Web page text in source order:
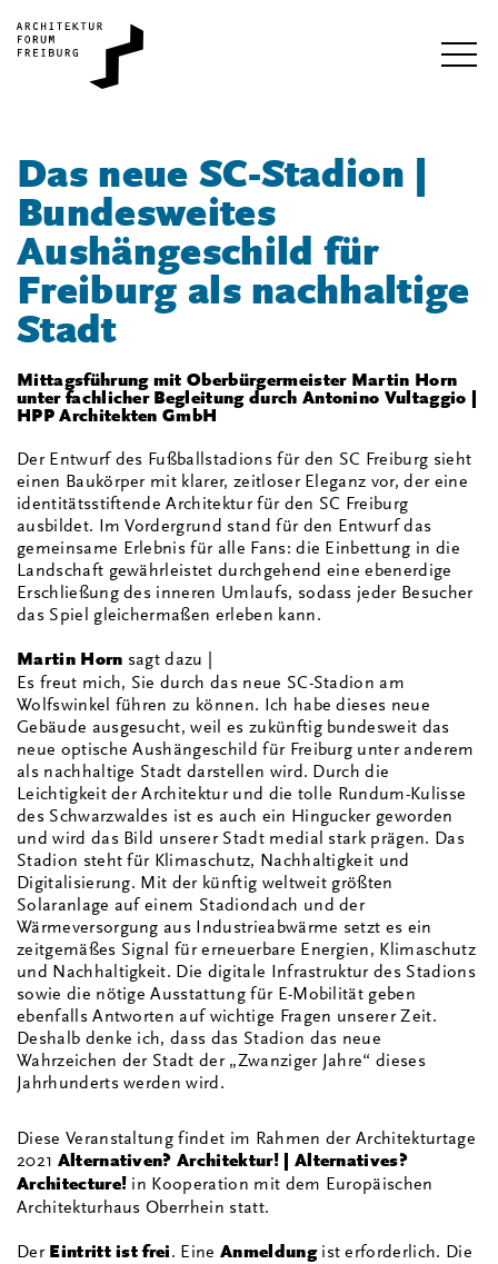
Das neue SC-Stadion |
Bundesweites
Aushängeschild für
Freiburg als nachhaltige
Stadt
Mittagsführung mit Oberbürgermeister Martin Horn
unter fachlicher Begleitung durch Antonino Vultaggio |
HPP Architekten GmbH
Der Entwurf des Fußballstadions für den SC Freiburg sieht
einen Baukörper mit klarer, zeitloser Eleganz vor, der eine
identitätsstiftende Architektur für den SC Freiburg
ausbildet. Im Vordergrund stand für den Entwurf das
gemeinsame Erlebnis für alle Fans: die Einbettung in die
Landschaft gewährleistet durchgehend eine ebenerdige
Erschließung des inneren Umlaufs, sodass jeder Besucher
das Spiel gleichermaßen erleben kann.
Martin Horn sagt dazu |
Es freut mich, Sie durch das neue SC-Stadion am
Wolfswinkel führen zu können. Ich habe dieses neue
Gebäude ausgesucht, weil es zukünftig bundesweit das
neue optische Aushängeschild für Freiburg unter anderem
als nachhaltige Stadt darstellen wird. Durch die
Leichtigkeit der Architektur und die tolle Rundum-Kulisse
des Schwarzwaldes ist es auch ein Hingucker geworden
und wird das Bild unserer Stadt medial stark prägen. Das
Stadion steht für Klimaschutz, Nachhaltigkeit und
Digitalisierung. Mit der künftig weltweit größten
Solaranlage auf einem Stadiondach und der
Wärmeversorgung aus Industrieabwärme setzt es ein
zeitgemäßes Signal für erneuerbare Energien, Klimaschutz
und Nachhaltigkeit. Die digitale Infrastruktur des Stadions
sowie die nötige Ausstattung für E-Mobilität geben
ebenfalls Antworten auf wichtige Fragen unserer Zeit.
Deshalb denke ich, dass das Stadion das neue
Wahrzeichen der Stadt der „Zwanziger Jahre“ dieses
Jahrhunderts werden wird.
Diese Veranstaltung findet im Rahmen der Architekturtage
2021 Alternativen? Architektur! | Alternatives?
Architecture! in Kooperation mit dem Europäischen
Architekturhaus Oberrhein statt.
Der Eintritt ist frei. Eine Anmeldungist erforderlich. Die